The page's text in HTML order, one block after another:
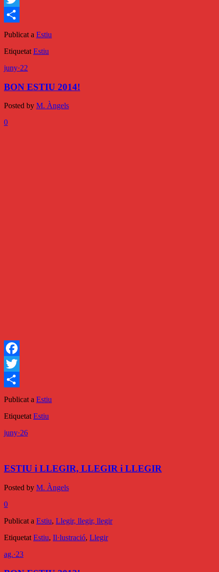
Twitter
Comparteix
Publicat a Estiu
Etiquetat Estiu
juny·22
BON ESTIU 2014!
Posted by M. Àngels
0
Facebook
Twitter
Comparteix
Publicat a Estiu
Etiquetat Estiu
juny·26
ESTIU i LLEGIR, LLEGIR i LLEGIR
Posted by M. Àngels
0
Publicat a Estiu, Llegir, llegir, llegir
Etiquetat Estiu, Il·lustració, Llegir
ag.·23